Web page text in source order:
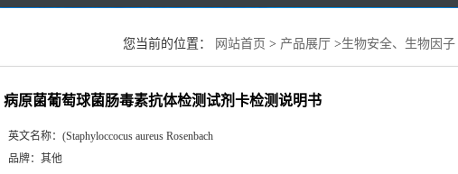
您当前的位置： 网站首页 > 产品展厅 >生物安全、生物因子
病原菌葡萄球菌肠毒素抗体检测试剂卡检测说明书
英文名称： (Staphyloccocus aureus Rosenbach
品牌： 其他